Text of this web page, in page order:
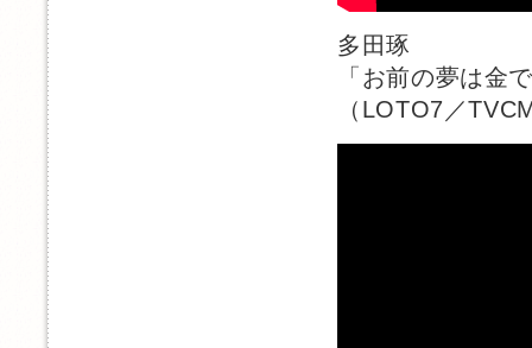
多田琢
「お前の夢は金
（LOTO7／